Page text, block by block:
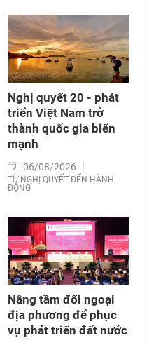
Nghị quyết 20 - phát
triển Việt Nam trở
thành quốc gia biển
mạnh
06/08/2026
TỪ NGHỊ QUYẾT ĐẾN HÀNH
ĐỘNG
Nâng tầm đối ngoại
địa phương để phục
vụ phát triển đất nước